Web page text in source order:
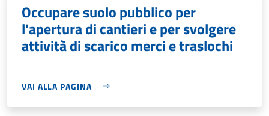
Occupare suolo pubblico per
l'apertura di cantieri e per svolgere
attività di scarico merci e traslochi
VAI ALLA PAGINA